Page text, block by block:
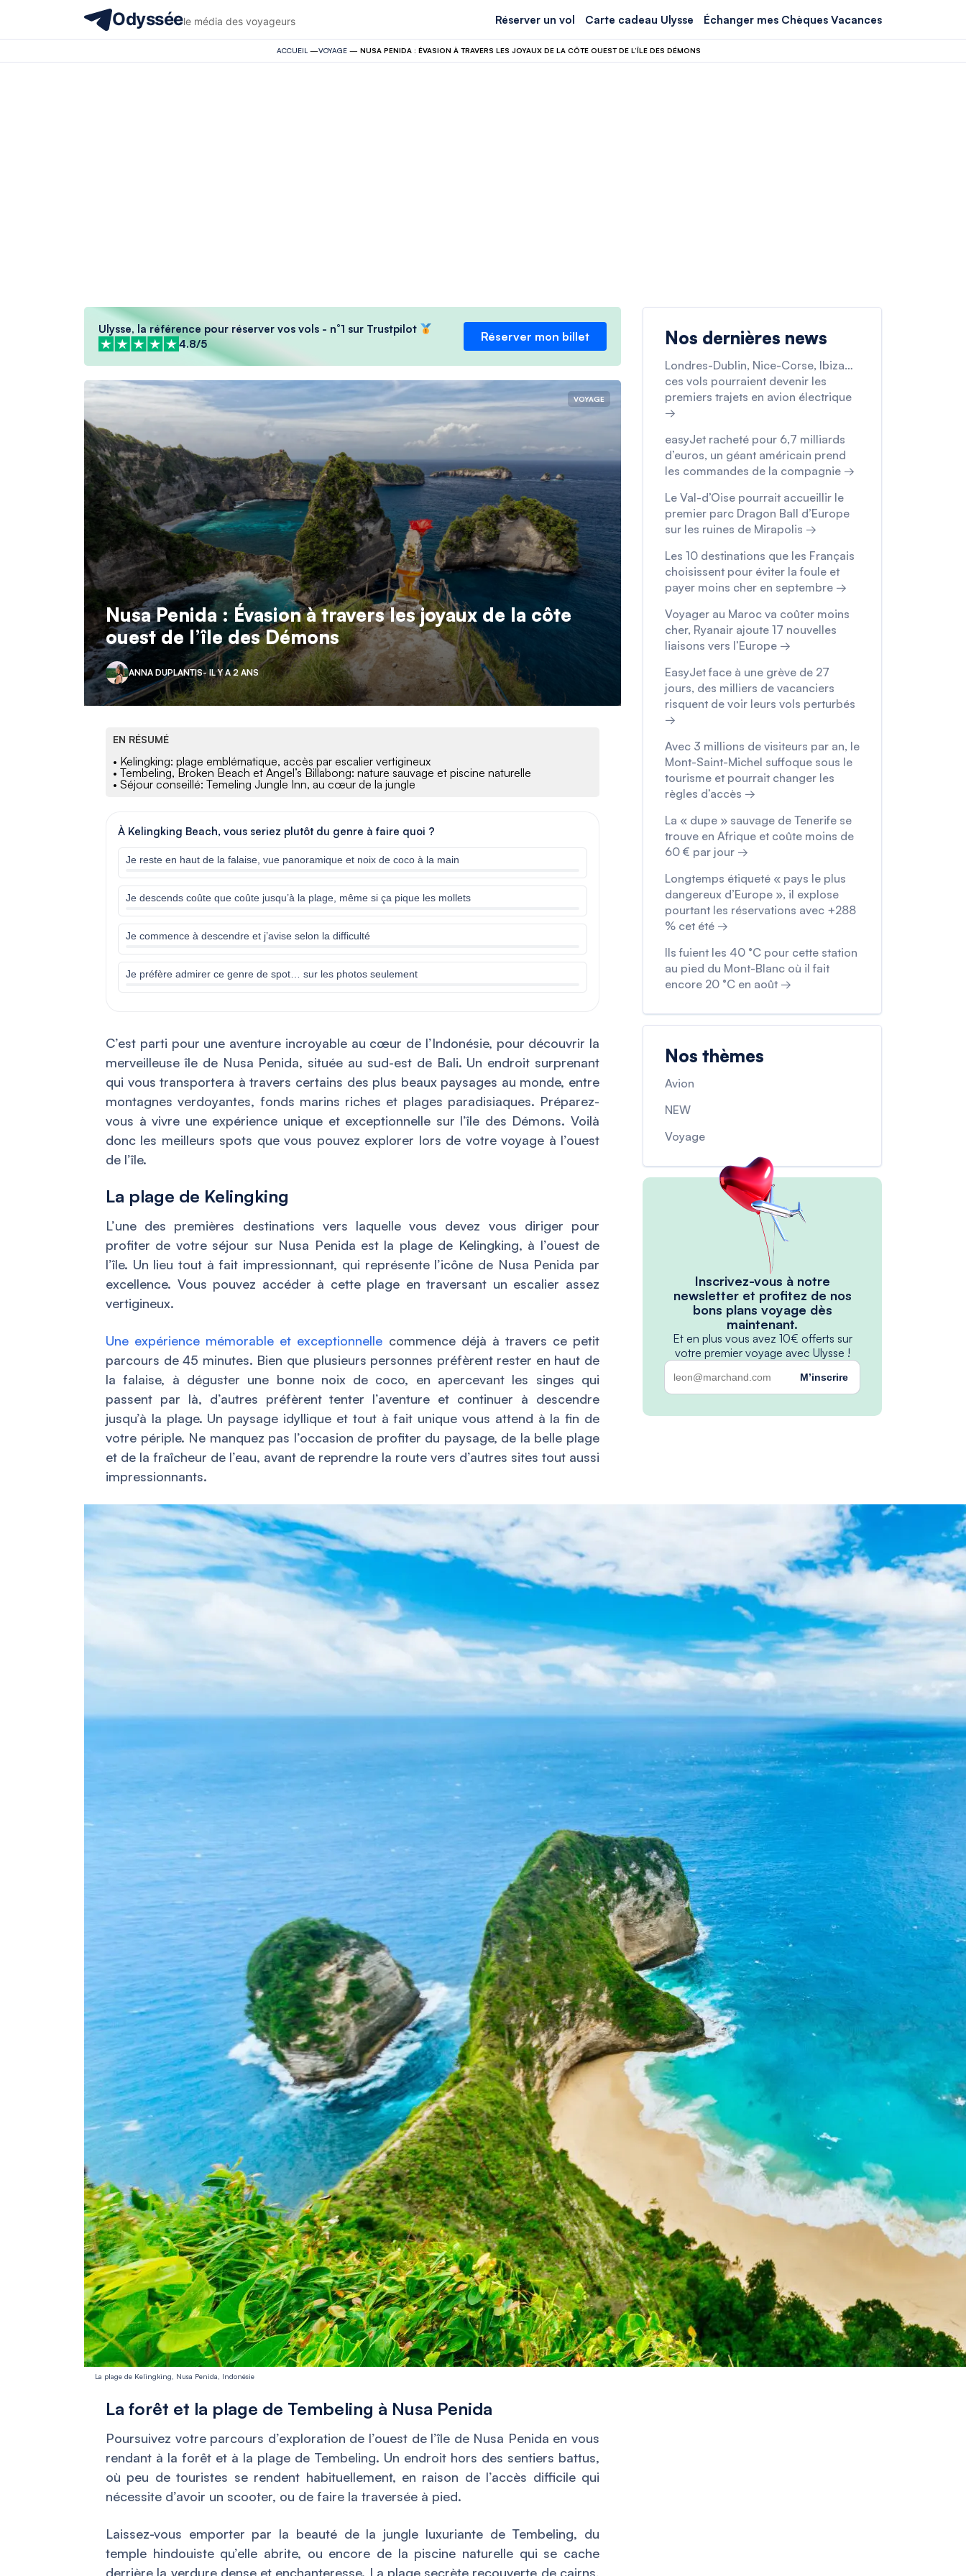
Odysséele média des voyageurs Réserver un vol Carte cadeau Ulysse Échanger mes Chèques Vacances
ACCUEIL —VOYAGE— NUSA PENIDA : ÉVASION À TRAVERS LES JOYAUX DE LA CÔTE OUEST DE L’ÎLE DES DÉMONS
Ulysse, la référence pour réserver vos vols - n°1 sur Trustpilot
4.8/5
Réserver mon billet
VOYAGE
Nusa Penida : Évasion à travers les joyaux de la côte
ouest de l’île des Démons
ANNA DUPLANTIS- IL Y A 2 ANS
EN RÉSUMÉ
• Kelingking: plage emblématique, accès par escalier vertigineux
• Tembeling, Broken Beach et Angel’s Billabong: nature sauvage et piscine naturelle
• Séjour conseillé: Temeling Jungle Inn, au cœur de la jungle
À Kelingking Beach, vous seriez plutôt du genre à faire quoi ?
Je reste en haut de la falaise, vue panoramique et noix de coco à la main
Je descends coûte que coûte jusqu’à la plage, même si ça pique les mollets
Je commence à descendre et j’avise selon la difficulté
Je préfère admirer ce genre de spot… sur les photos seulement
C’est parti pour une aventure incroyable au cœur de l’Indonésie, pour découvrir la
merveilleuse île de Nusa Penida, située au sud-est de Bali. Un endroit surprenant
qui vous transportera à travers certains des plus beaux paysages au monde, entre
montagnes verdoyantes, fonds marins riches et plages paradisiaques. Préparez-
vous à vivre une expérience unique et exceptionnelle sur l’île des Démons. Voilà
donc les meilleurs spots que vous pouvez explorer lors de votre voyage à l’ouest
de l’île.
La plage de Kelingking
L’une des premières destinations vers laquelle vous devez vous diriger pour
profiter de votre séjour sur Nusa Penida est la plage de Kelingking, à l’ouest de
l’île. Un lieu tout à fait impressionnant, qui représente l’icône de Nusa Penida par
excellence. Vous pouvez accéder à cette plage en traversant un escalier assez
vertigineux.
Une expérience mémorable et exceptionnelle commence déjà à travers ce petit
parcours de 45 minutes. Bien que plusieurs personnes préfèrent rester en haut de
la falaise, à déguster une bonne noix de coco, en apercevant les singes qui
passent par là, d’autres préfèrent tenter l’aventure et continuer à descendre
jusqu’à la plage. Un paysage idyllique et tout à fait unique vous attend à la fin de
votre périple. Ne manquez pas l’occasion de profiter du paysage, de la belle plage
et de la fraîcheur de l’eau, avant de reprendre la route vers d’autres sites tout aussi
impressionnants.
La plage de Kelingking, Nusa Penida, Indonésie
La forêt et la plage de Tembeling à Nusa Penida
Poursuivez votre parcours d’exploration de l’ouest de l’île de Nusa Penida en vous
rendant à la forêt et à la plage de Tembeling. Un endroit hors des sentiers battus,
où peu de touristes se rendent habituellement, en raison de l’accès difficile qui
nécessite d’avoir un scooter, ou de faire la traversée à pied.
Laissez-vous emporter par la beauté de la jungle luxuriante de Tembeling, du
temple hindouiste qu’elle abrite, ou encore de la piscine naturelle qui se cache
derrière la verdure dense et enchanteresse. La plage secrète recouverte de cairns,
Nos dernières news
Londres-Dublin, Nice-Corse, Ibiza…
ces vols pourraient devenir les
premiers trajets en avion électrique
→
easyJet racheté pour 6,7 milliards
d’euros, un géant américain prend
les commandes de la compagnie →
Le Val-d’Oise pourrait accueillir le
premier parc Dragon Ball d’Europe
sur les ruines de Mirapolis →
Les 10 destinations que les Français
choisissent pour éviter la foule et
payer moins cher en septembre →
Voyager au Maroc va coûter moins
cher, Ryanair ajoute 17 nouvelles
liaisons vers l’Europe →
EasyJet face à une grève de 27
jours, des milliers de vacanciers
risquent de voir leurs vols perturbés
→
Avec 3 millions de visiteurs par an, le
Mont-Saint-Michel suffoque sous le
tourisme et pourrait changer les
règles d’accès →
La « dupe » sauvage de Tenerife se
trouve en Afrique et coûte moins de
60 € par jour →
Longtemps étiqueté « pays le plus
dangereux d’Europe », il explose
pourtant les réservations avec +288
% cet été →
Ils fuient les 40 °C pour cette station
au pied du Mont-Blanc où il fait
encore 20 °C en août →
Nos thèmes
Avion
NEW
Voyage
Inscrivez-vous à notre
newsletter et profitez de nos
bons plans voyage dès
maintenant.
Et en plus vous avez 10€ offerts sur
votre premier voyage avec Ulysse !
M’inscrire